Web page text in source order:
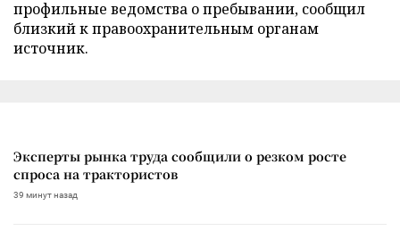
профильные ведомства о пребывании, сообщил
близкий к правоохранительным органам
источник.
Эксперты рынка труда сообщили о резком росте
спроса на трактористов
39 минут назад